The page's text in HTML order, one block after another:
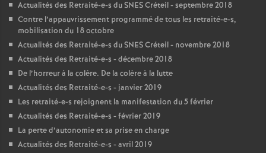
Actualités des Retraité-e-s duSNESCréteil - septembre 2018
Contre l’appauvrissement programmé de tous les retraité-e-s,
mobilisation du 18 octobre
Actualités des Retraité-e-s duSNESCréteil - novembre 2018
Actualités des Retraité-e-s - décembre 2018
De l’horreur à la colère. De la colère à la lutte
Actualités des Retraité-e-s - janvier 2019
Les retraité-e-s rejoignent la manifestation du 5 février
Actualités des Retraité-e-s - février 2019
La perte d’autonomie et sa prise en charge
Actualités des Retraité-e-s - avril 2019